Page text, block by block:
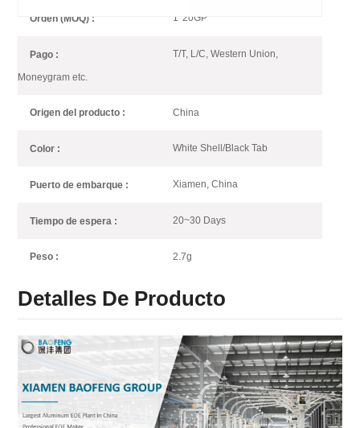
Orden (MOQ) : 1*20GP
Pago : T/T, L/C, Western Union,
Moneygram etc.
Origen del producto : China
Color : White Shell/Black Tab
Puerto de embarque : Xiamen, China
Tiempo de espera : 20~30 Days
Peso : 2.7g
Detalles De Producto